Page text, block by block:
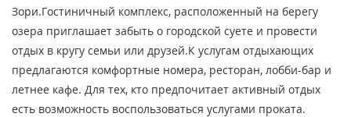
Зори.Гостиничный комплекс, расположенный на берегу
озера приглашает забыть о городской суете и провести
отдых в кругу семьи или друзей.К услугам отдыхающих
предлагаются комфортные номера, ресторан, лобби-бар и
летнее кафе. Для тех, кто предпочитает активный отдых
есть возможность воспользоваться услугами проката.